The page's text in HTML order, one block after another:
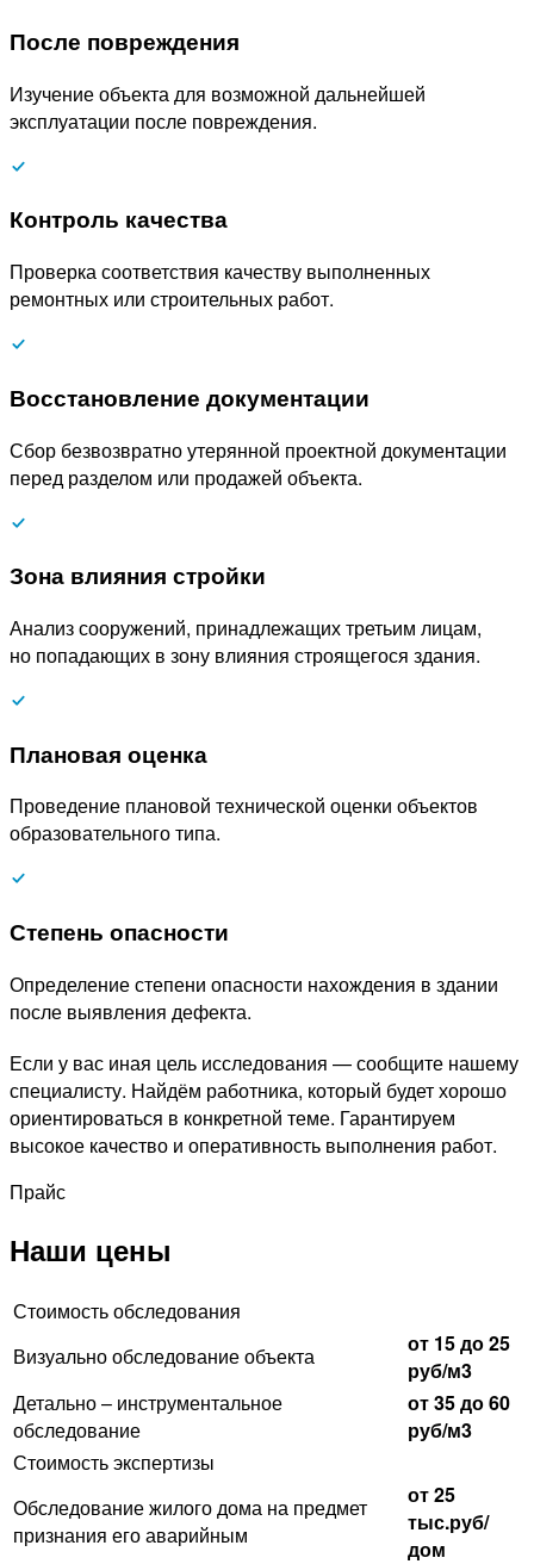
После повреждения
Изучение объекта для возможной дальнейшей
эксплуатации после повреждения.
Контроль качества
Проверка соответствия качеству выполненных
ремонтных или строительных работ.
Восстановление документации
Сбор безвозвратно утерянной проектной документации
перед разделом или продажей объекта.
Зона влияния стройки
Анализ сооружений, принадлежащих третьим лицам,
но попадающих в зону влияния строящегося здания.
Плановая оценка
Проведение плановой технической оценки объектов
образовательного типа.
Степень опасности
Определение степени опасности нахождения в здании
после выявления дефекта.
Если у вас иная цель исследования — сообщите нашему
специалисту. Найдём работника, который будет хорошо
ориентироваться в конкретной теме. Гарантируем
высокое качество и оперативность выполнения работ.
Прайс
Наши цены
Стоимость обследования
Визуально обследование объекта
от 15 до 25
руб/м3
Детально – инструментальное
обследование
от 35 до 60
руб/м3
Стоимость экспертизы
Обследование жилого дома на предмет
признания его аварийным
от 25
тыс.руб/
дом